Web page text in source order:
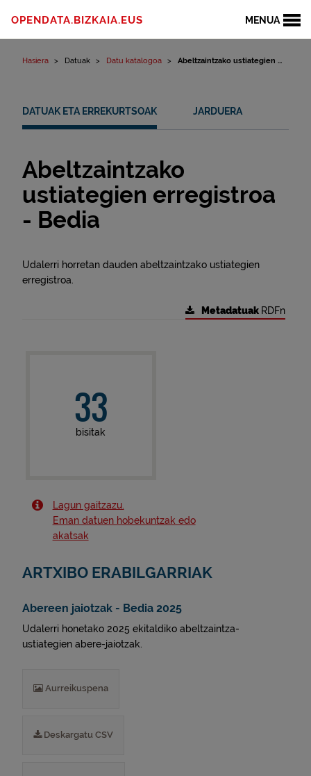
MENUA
OPENDATA.BIZKAIA.EUS
Hasiera Datuak Datu katalogoa Abeltzaintzako ustiategien ...
DATUAK ETA ERREKURTSOAK JARDUERA
Abeltzaintzako
ustiategien erregistroa
- Bedia
Udalerri horretan dauden abeltzaintzako ustiategien
erregistroa.
Metadatuak RDFn
33
bisitak
Lagun gaitzazu.
Eman datuen hobekuntzak edo
akatsak
ARTXIBO ERABILGARRIAK
Abereen jaiotzak - Bedia 2025
Udalerri honetako 2025 ekitaldiko abeltzaintza-
ustiategien abere-jaiotzak.
Aurreikuspena
Deskargatu CSV